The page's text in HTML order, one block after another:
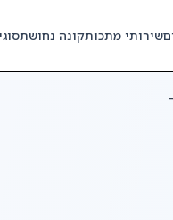
שירותי מתכותקונה נחושת